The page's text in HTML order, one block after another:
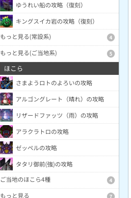
ゆうれい船の攻略（復刻）
キングスイカ岩の攻略（復刻）
もっと見る(常設系)
4
もっと見る(ご当地系) 5
ほこら
さまようロトのよろいの攻略
アルゴングレート（晴れ）の攻略
リザードファッツ（雨）の攻略
アラクラトロの攻略
ゼッペルの攻略
タタリ御前(強)の攻略
ご当地のほこら4種
4
もっと見る 7